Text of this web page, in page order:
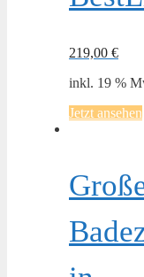
219,00 €
inkl. 19 %
Jetzt ansehen